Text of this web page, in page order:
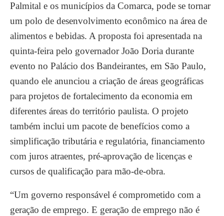
Palmital e os municípios da Comarca, pode se tornar
um polo de desenvolvimento econômico na área de
alimentos e bebidas. A proposta foi apresentada na
quinta-feira pelo governador João Doria durante
evento no Palácio dos Bandeirantes, em São Paulo,
quando ele anunciou a criação de áreas geográficas
para projetos de fortalecimento da economia em
diferentes áreas do território paulista. O projeto
também inclui um pacote de benefícios como a
simplificação tributária e regulatória, financiamento
com juros atraentes, pré-aprovação de licenças e
cursos de qualificação para mão-de-obra.
“Um governo responsável é comprometido com a
geração de emprego. E geração de emprego não é